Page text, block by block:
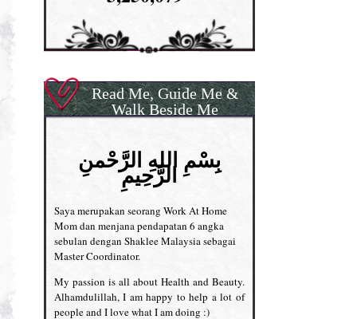
Read Me, Guide Me &
Walk Beside Me
بِسْمِ اللهِ الرَّحْمنِ
الرَّحِيمِ
Saya merupakan seorang Work At Home
Mom dan menjana pendapatan 6 angka
sebulan dengan Shaklee Malaysia sebagai
Master Coordinator.
My passion is all about Health and Beauty.
Alhamdulillah, I am happy to help a lot of
people and I love what I am doing :)